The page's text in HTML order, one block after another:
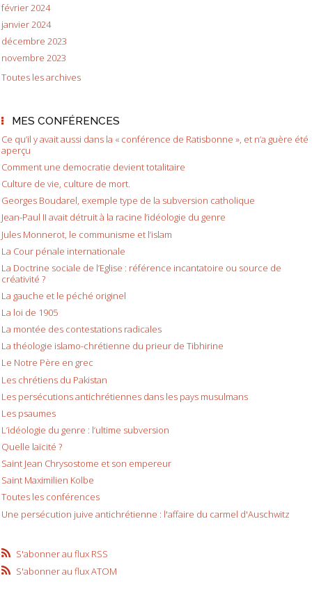
février 2024
janvier 2024
décembre 2023
novembre 2023
Toutes les archives
MES CONFÉRENCES
Ce qu’il y avait aussi dans la « conférence de Ratisbonne », et n’a guère été
aperçu
Comment une democratie devient totalitaire
Culture de vie, culture de mort.
Georges Boudarel, exemple type de la subversion catholique
Jean-Paul II avait détruit à la racine l’idéologie du genre
Jules Monnerot, le communisme et l’islam
La Cour pénale internationale
La Doctrine sociale de l’Eglise : référence incantatoire ou source de
créativité ?
La gauche et le péché originel
La loi de 1905
La montée des contestations radicales
La théologie islamo-chrétienne du prieur de Tibhirine
Le Notre Père en grec
Les chrétiens du Pakistan
Les persécutions antichrétiennes dans les pays musulmans
Les psaumes
L’idéologie du genre : l’ultime subversion
Quelle laïcité ?
Saint Jean Chrysostome et son empereur
Saint Maximilien Kolbe
Toutes les conférences
Une persécution juive antichrétienne : l'affaire du carmel d'Auschwitz
S'abonner au flux RSS
S'abonner au flux ATOM